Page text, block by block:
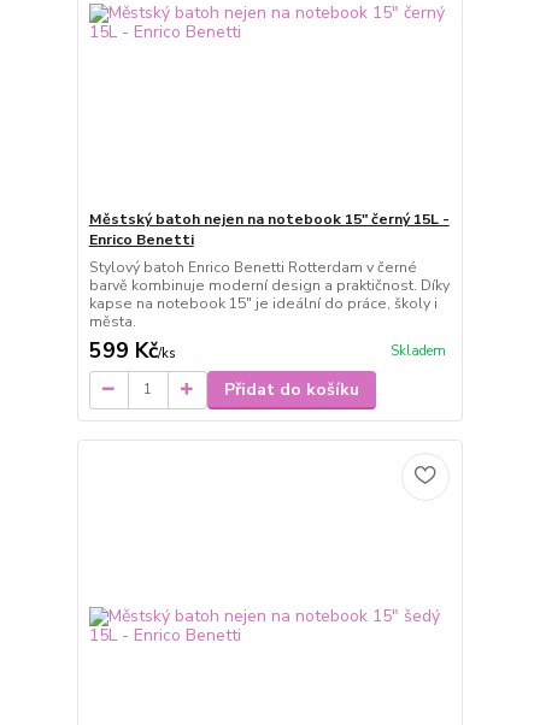
Městský batoh nejen na notebook 15" černý 15L -
Enrico Benetti
Stylový batoh Enrico Benetti Rotterdam v černé
barvě kombinuje moderní design a praktičnost. Díky
kapse na notebook 15" je ideální do práce, školy i
města.
599 Kč/ks Skladem
Přidat do košíku